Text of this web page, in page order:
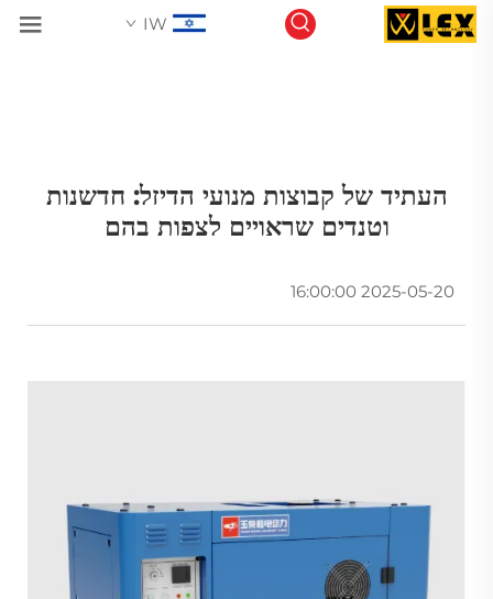
IW
העתיד של קבוצות מנועי הדיזל: חדשנות
וטנדים שראויים לצפות בהם
2025-05-20 16:00:00